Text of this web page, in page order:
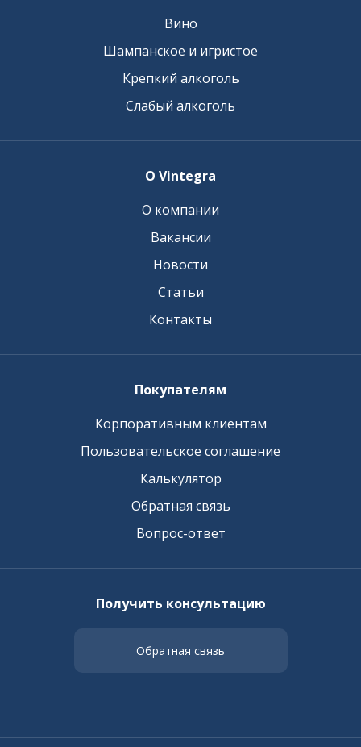
Вино
Шампанское и игристое
Крепкий алкоголь
Слабый алкоголь
О Vintegra
О компании
Вакансии
Новости
Статьи
Контакты
Покупателям
Корпоративным клиентам
Пользовательское соглашение
Калькулятор
Обратная связь
Вопрос-ответ
Получить консультацию
Обратная связь